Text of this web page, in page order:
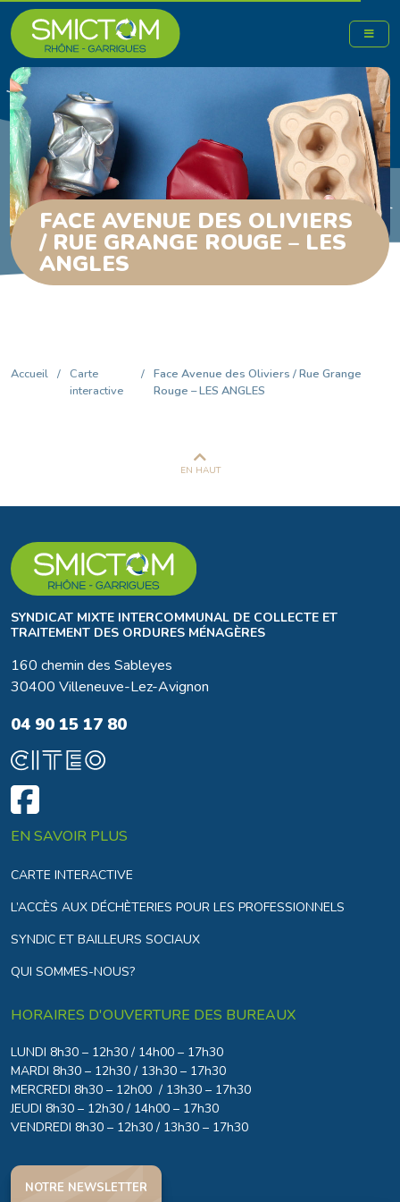
FACE AVENUE DES OLIVIERS
/ RUE GRANGE ROUGE – LES
ANGLES
Accueil / Carte
interactive
/ Face Avenue des Oliviers / Rue Grange
Rouge – LES ANGLES
EN HAUT
SYNDICAT MIXTE INTERCOMMUNAL DE COLLECTE ET
TRAITEMENT DES ORDURES MÉNAGÈRES
160 chemin des Sableyes
30400 Villeneuve-Lez-Avignon
04 90 15 17 80
EN SAVOIR PLUS
CARTE INTERACTIVE
L’ACCÈS AUX DÉCHÈTERIES POUR LES PROFESSIONNELS
SYNDIC ET BAILLEURS SOCIAUX
QUI SOMMES-NOUS?
HORAIRES D'OUVERTURE DES BUREAUX
LUNDI 8h30 – 12h30 / 14h00 – 17h30
MARDI 8h30 – 12h30 / 13h30 – 17h30
MERCREDI 8h30 – 12h00 / 13h30 – 17h30
JEUDI 8h30 – 12h30 / 14h00 – 17h30
VENDREDI 8h30 – 12h30 / 13h30 – 17h30
NOTRE NEWSLETTER